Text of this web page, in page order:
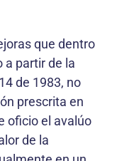
que dentro
a partir de la
de 1983, no
prescrita en
oficio el avalúo
de la